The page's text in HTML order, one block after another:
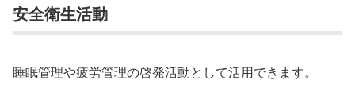
安全衛生活動
睡眠管理や疲労管理の啓発活動として活用できます。